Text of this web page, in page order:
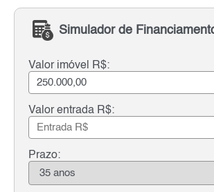
Simulador de
Valor imóvel R$:
Valor entrada R$:
Prazo: